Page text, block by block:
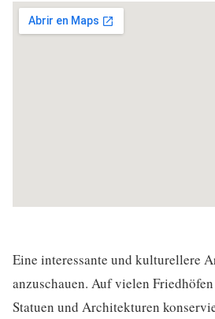
Eine interessante und kulturellere
anzuschauen. Auf vielen
Statuen und Architekturen